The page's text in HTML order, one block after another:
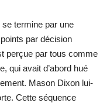
se termine par une
par décision
perçue par tous comme
qui avait d’abord hué
Mason Dixon lui-
Cette séquence